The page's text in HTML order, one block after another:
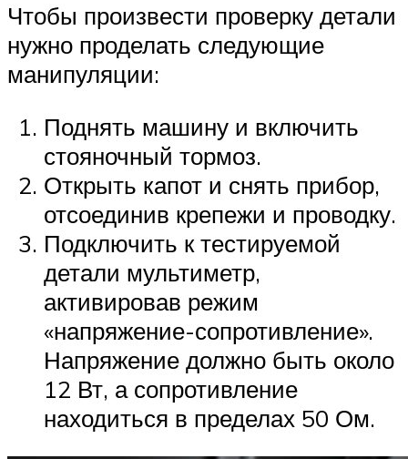
Чтобы произвести проверку детали
нужно проделать следующие
манипуляции:
Поднять машину и включить
стояночный тормоз.
Открыть капот и снять прибор,
отсоединив крепежи и проводку.
Подключить к тестируемой
детали мультиметр,
активировав режим
«напряжение-сопротивление».
Напряжение должно быть около
12 Вт, а сопротивление
находиться в пределах 50 Ом.